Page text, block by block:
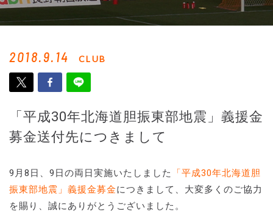
2018.9.14 CLUB
「平成30年北海道胆振東部地震」義援金
募金送付先につきまして
9月8日、9日の両日実施いたしました
「平成30年北海道胆
振東部地震」義援金募金につきまして、大変多くのご協力
を賜り、誠にありがとうございました。